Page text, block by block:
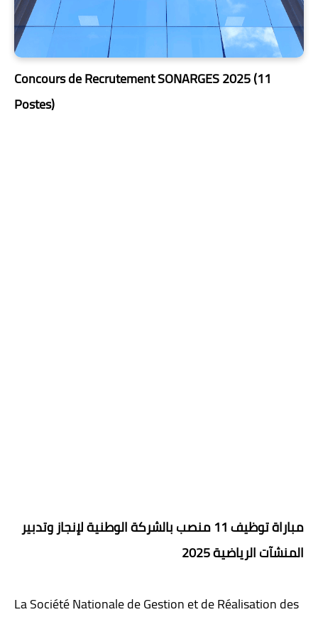
Concours de Recrutement SONARGES 2025 (11
Postes)
مباراة توظيف 11 منصب بالشركة الوطنية لإنجاز وتدبير
المنشآت الرياضية 2025
La Société Nationale de Gestion et de Réalisation des